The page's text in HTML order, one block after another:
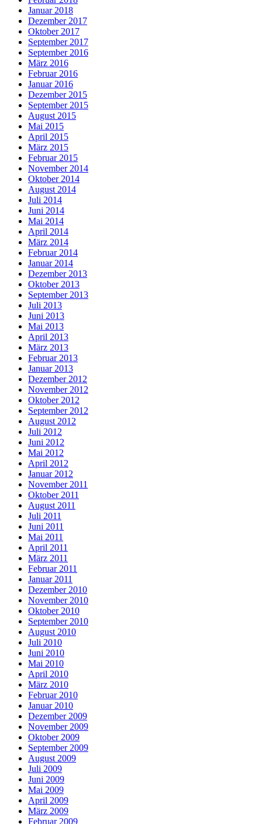
Januar 2018
Dezember 2017
Oktober 2017
September 2017
September 2016
März 2016
Februar 2016
Januar 2016
Dezember 2015
September 2015
August 2015
Mai 2015
April 2015
März 2015
Februar 2015
November 2014
Oktober 2014
August 2014
Juli 2014
Juni 2014
Mai 2014
April 2014
März 2014
Februar 2014
Januar 2014
Dezember 2013
Oktober 2013
September 2013
Juli 2013
Juni 2013
Mai 2013
April 2013
März 2013
Februar 2013
Januar 2013
Dezember 2012
November 2012
Oktober 2012
September 2012
August 2012
Juli 2012
Juni 2012
Mai 2012
April 2012
Januar 2012
November 2011
Oktober 2011
August 2011
Juli 2011
Juni 2011
Mai 2011
April 2011
März 2011
Februar 2011
Januar 2011
Dezember 2010
November 2010
Oktober 2010
September 2010
August 2010
Juli 2010
Juni 2010
Mai 2010
April 2010
März 2010
Februar 2010
Januar 2010
Dezember 2009
November 2009
Oktober 2009
September 2009
August 2009
Juli 2009
Juni 2009
Mai 2009
April 2009
März 2009
Februar 2009